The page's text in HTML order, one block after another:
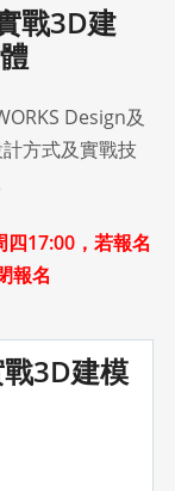
戰3D建
Design及
方式及實戰技
17:00，若報名
報名
3D建模